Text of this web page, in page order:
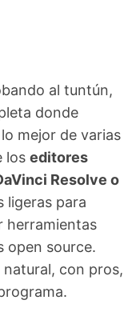
al tuntún,
donde
mejor de varias
los editores
Resolve o
ligeras para
herramientas
open source.
con pros,